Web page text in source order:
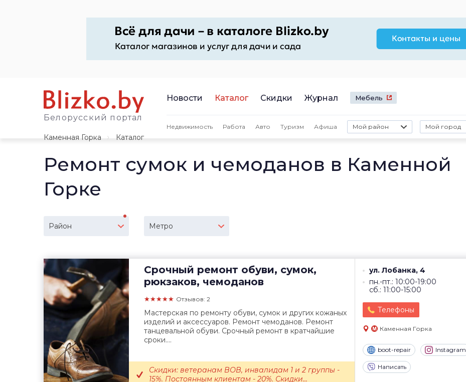
Белорусский портал
Новости Каталог Скидки Журнал Мебель
Недвижимость Работа Авто Туризм Афиша Мой район Мой город
Каменная Горка
Каталог
Ремонт сумок и чемоданов в Каменной
Горке
Район Метро
Срочный ремонт обуви, сумок,
рюкзаков, чемоданов
★★★★★ Отзывов: 2
ул. Лобанка, 4
пн.-пт.: 10:00-19:00
сб.: 11:00-15:00
Телефоны
Каменная Горка
boot-repair Instagram
Написать
Мастерская по ремонту обуви, сумок и других кожаных
изделий и аксессуаров. Ремонт чемоданов. Ремонт
танцевальной обуви. Срочный ремонт в кратчайшие
сроки....
Скидки: ветеранам ВОВ, инвалидам 1 и 2 группы -
15%. Постоянным клиентам - 20%. Скидки...